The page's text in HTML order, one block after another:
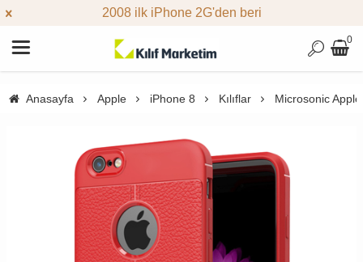
2008 ilk iPhone 2G'den beri
0
Anasayfa Apple iPhone 8 Kılıflar Microsonic Apple